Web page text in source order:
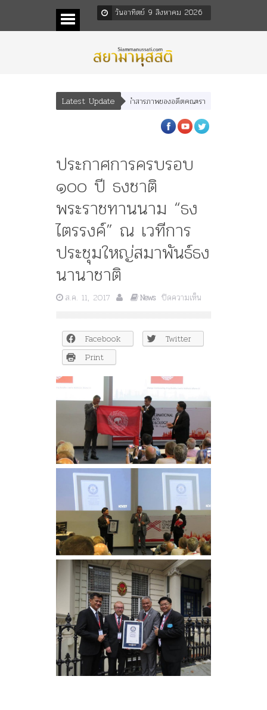
วันอาทิตย์ 9 สิงหาคม 2026
Latest Updateคำสารภาพของอดีตคณะราษฎร หลังกระทำมิบังควรต่
ประกาศการครบรอบ
๑๐๐ ปี ธงชาติ
พระราชทานนาม “ธง
ไตรรงค์” ณ เวทีการ
ประชุมใหญ่สมาพันธ์ธง
นานาชาติ
ส.ค. 11, 2017 News ปิดความเห็น
ประกาศ
การ
ครบ
รอบ
นาม
ไตรรงค์”
ณ
เวที
การ
พันธ์
นานาชาติ
Facebook
Twitter
Print